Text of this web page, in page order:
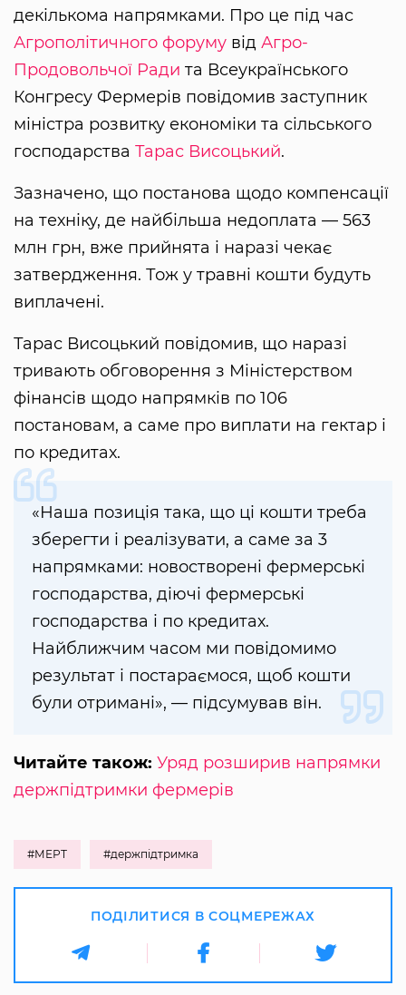
декількома напрямками. Про це під час
Агрополітичного форуму від Агро-
Продовольчої Ради та Всеукраїнського
Конгресу Фермерів повідомив заступник
міністра розвитку економіки та сільського
господарства Тарас Висоцький.
Зазначено, що постанова щодо компенсації
на техніку, де найбільша недоплата — 563
млн грн, вже прийнята і наразі чекає
затвердження. Тож у травні кошти будуть
виплачені.
Тарас Висоцький повідомив, що наразі
тривають обговорення з Міністерством
фінансів щодо напрямків по 106
постановам, а саме про виплати на гектар і
по кредитах.
«Наша позиція така, що ці кошти треба
зберегти і реалізувати, а саме за 3
напрямками: новостворені фермерські
господарства, діючі фермерські
господарства і по кредитах.
Найближчим часом ми повідомимо
результат і постараємося, щоб кошти
були отримані», — підсумував він.
Читайте також: Уряд розширив напрямки
держпідтримки фермерів
#МЕРТ #держпідтримка
ПОДІЛИТИСЯ В СОЦМЕРЕЖАХ